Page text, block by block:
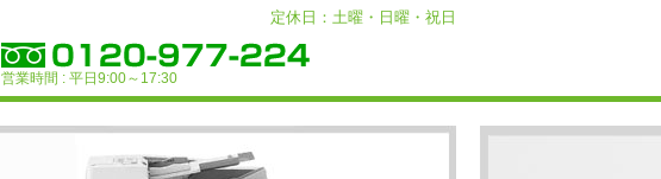
定休日：土曜・日曜・祝日
営業時間 : 平日9:00～17:30